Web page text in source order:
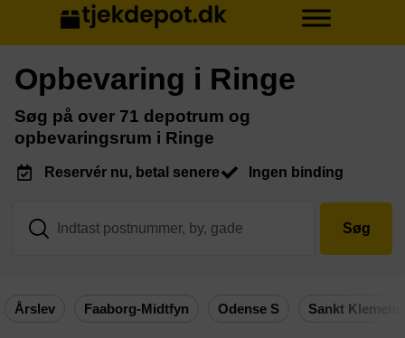
Opbevaring i Ringe
Søg på over 71 depotrum og
opbevaringsrum i Ringe
Reservér nu, betal senere Ingen binding
Søg
Årslev Faaborg-Midtfyn Odense S Sankt Klemens